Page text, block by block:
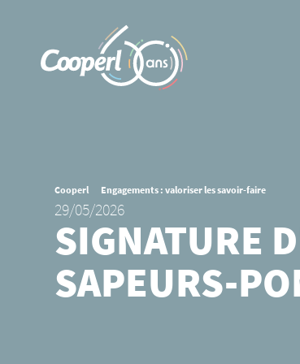
International
EN SAVOIR PLUS SUR NOS
MÉTIERS
Groupement d'éleveurs
Cooperl Engagements : valoriser les savoir-faire
29/05/2026
SIGNATURE
SAPEURS-